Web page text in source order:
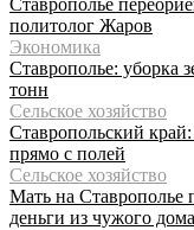
политолог Жаров
Экономика
Ставрополье: уборка
тонн
Сельское хозяйство
Ставропольский
прямо с полей
Сельское хозяйство
Мать на Ставрополье
деньги из чужого дома